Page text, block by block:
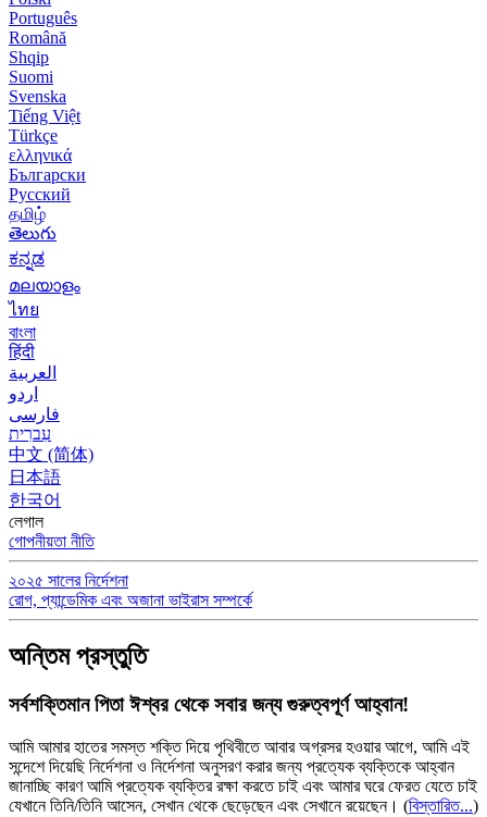
Português
Română
Shqip
Suomi
Svenska
Tiếng Việt
Türkçe
ελληνικά
Български
Русский
தமிழ்
తెలుగు
ಕನ್ನಡ
മലയാളം
ไทย
বাংলা
हिंदी
العربية
اردو
فارسی
עִברִית
中文 (简体)
日本語
한국어
লেগাল
গোপনীয়তা নীতি
২০২৫ সালের নির্দেশনা
রোগ, প্যান্ডেমিক এবং অজানা ভাইরাস সম্পর্কে
অন্তিম প্রস্তুতি
সর্বশক্তিমান পিতা ঈশ্বর থেকে সবার জন্য গুরুত্বপূর্ণ আহ্বান!
আমি আমার হাতের সমস্ত শক্তি দিয়ে পৃথিবীতে আবার অগ্রসর হওয়ার আগে, আমি এই
সন্দেশে দিয়েছি নির্দেশনা ও নির্দেশনা অনুসরণ করার জন্য প্রত্যেক ব্যক্তিকে আহ্বান
জানাচ্ছি কারণ আমি প্রত্যেক ব্যক্তির রক্ষা করতে চাই এবং আমার ঘরে ফেরত যেতে চাই
যেখানে তিনি/তিনি আসেন, সেখান থেকে ছেড়েছেন এবং সেখানে রয়েছেন। (বিস্তারিত...)